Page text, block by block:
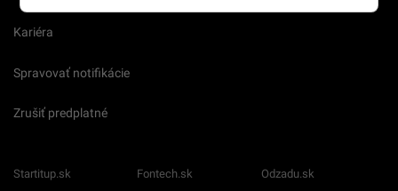
Kariéra
Spravovať notifikácie
Zrušiť predplatné
Startitup.sk Fontech.sk Odzadu.sk